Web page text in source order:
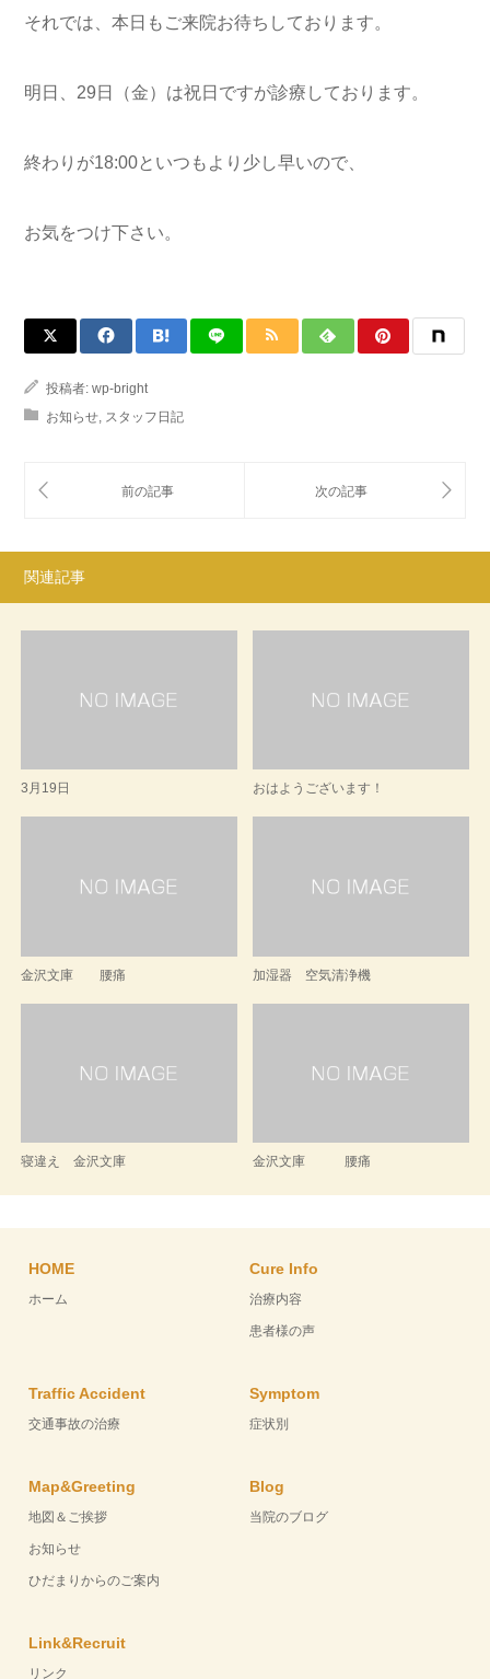
それでは、本日もご来院お待ちしております。
明日、29日（金）は祝日ですが診療しております。
終わりが18:00といつもより少し早いので、
お気をつけ下さい。
投稿者: wp-bright
お知らせ, スタッフ日記
関連記事
3月19日 おはようございます！
金沢文庫 腰痛 加湿器 空気清浄機
寝違え 金沢文庫 金沢文庫 腰痛
HOME
ホーム
Cure Info
治療内容
患者様の声
Traffic Accident
交通事故の治療
Symptom
症状別
Map&Greeting
地図＆ご挨拶
お知らせ
ひだまりからのご案内
Blog
当院のブログ
Link&Recruit
リンク